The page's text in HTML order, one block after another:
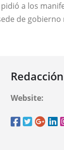
pidió a los
de
Redacción
Website: